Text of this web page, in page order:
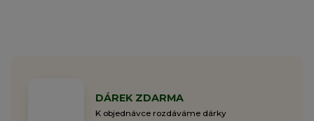
DÁREK ZDARMA
K objednávce rozdáváme dárky